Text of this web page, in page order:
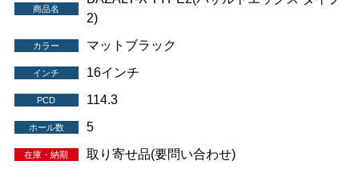
商品名
2)
カラー マットブラック
インチ 16インチ
PCD 114.3
ホール数 5
在庫・納期 取り寄せ品(要問い合わせ)